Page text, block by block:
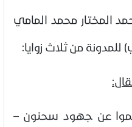
المختار محمد المامي
من ثلاث زوايا:
عن جهود سحنون –